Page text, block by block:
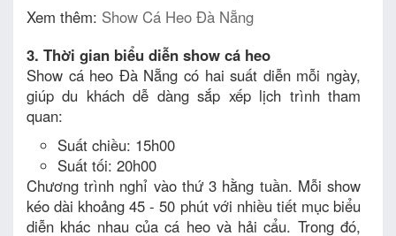
Xem thêm: Show Cá Heo Đà Nẵng
3. Thời gian biểu diễn show cá heo
Show cá heo Đà Nẵng có hai suất diễn mỗi ngày,
giúp du khách dễ dàng sắp xếp lịch trình tham
quan:
Suất chiều: 15h00
Suất tối: 20h00
Chương trình nghỉ vào thứ 3 hằng tuần. Mỗi show
kéo dài khoảng 45 - 50 phút với nhiều tiết mục biểu
diễn khác nhau của cá heo và hải cẩu. Trong đó,